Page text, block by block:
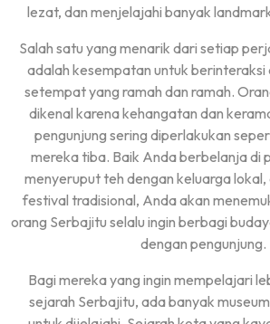
lezat, dan menjelajahi banyak
Salah satu yang menarik dari setiap
adalah kesempatan untuk berinteraksi
setempat yang ramah dan ramah.
dikenal karena kehangatan dan
pengunjung sering diperlakukan
mereka tiba. Baik Anda berbelanja di
menyeruput teh dengan keluarga
festival tradisional, Anda akan
orang Serbajitu selalu ingin berbagi
dengan pengunjung.
Bagi mereka yang ingin mempelajari
sejarah Serbajitu, ada banyak